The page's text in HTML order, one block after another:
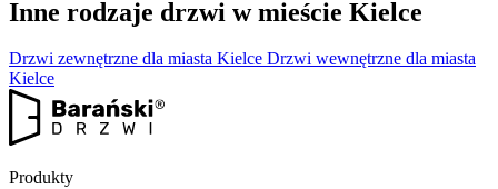
Inne rodzaje drzwi w mieście Kielce
Drzwi zewnętrzne dla miasta Kielce Drzwi wewnętrzne dla miasta
Kielce
Produkty